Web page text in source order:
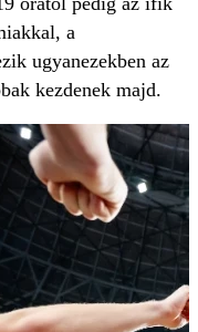
a
ugyanezekben az
kezdenek majd.